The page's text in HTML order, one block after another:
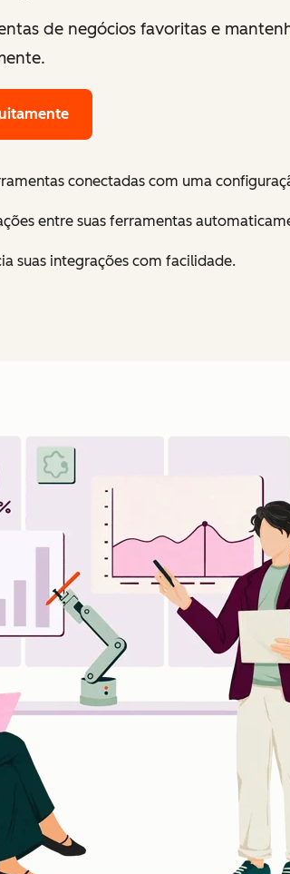
de negócios favoritas e
conectadas com uma
entre suas ferramentas
suas integrações com facilidade.